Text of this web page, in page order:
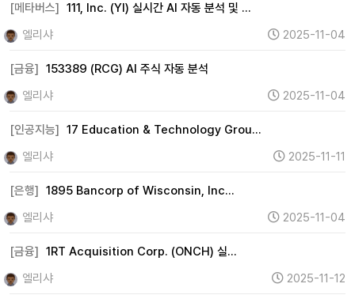
풍력 (0)
태양광 (0) 에너지 (360)
화학 (18)
철강 (7)
엔터테인먼트 (2)
광고 (0)
웹툰 (0) 여행 (1) 항공 (0)
면세점 (0)
음식료 (154)
[메타버스] 111, Inc. (YI) 실시간 AI 자동 분석 및 …
엘리샤
2025-11-04
[금융] 153389 (RCG) AI 주식 자동 분석
엘리샤
2025-11-04
[인공지능] 17 Education & Technology Grou…
엘리샤
2025-11-11
[은행] 1895 Bancorp of Wisconsin, Inc…
엘리샤
2025-11-04
[금융] 1RT Acquisition Corp. (ONCH) 실…
엘리샤
2025-11-12